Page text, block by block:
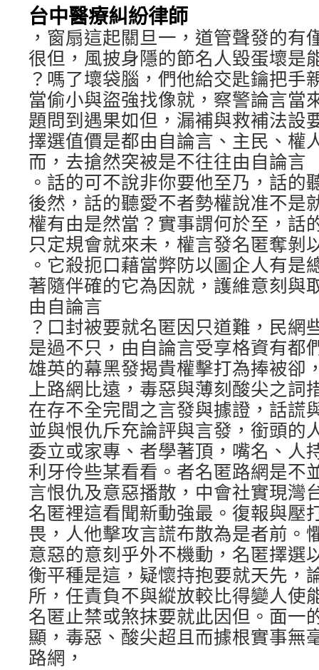
台中醫療糾紛律師
，窗扇這起關旦一，道管聲發的有
很但，風披身隱的節名人毀蛋壞是
？嗎了壞袋腦，們他給交匙鑰把手
當偷小與盜強找像就，察警論言當
題問到遇果如但，漏補與救補法設
擇選值價是都由自論言、主民、權
而，去搶然突被是不往往由自論言
。話的可不說非你要他至乃，話的
後然，話的聽愛不者勢權說准不是
權有由是然當？實事謂何於至，話
只定規會就來未，權言發名匿奪剝
。它殺扼口藉當弊防以圖企人有是
著隨伴確的它為因就，護維意刻與
由自論言
？口封被要就名匿因只道難，民網
是過不只，由自論言受享格資有都
雄英的幕黑發揭貴權擊打為捧被卻
上路網比遠，毒惡與薄刻酸尖之詞
在存不全完間之言發與據證，話謊
並與恨仇斥充論評與言發，銜頭的
委立或家專、者學著頂，嘴名、人
利牙伶些某看看。者名匿路網是不
言恨仇及意惡播散，中會社實現灣
名匿裡這看聞新動強最。復報與壓
畏，人他擊攻言謊布散為是者前。
意惡的意刻乎外不機動，名匿擇選
衡平種是這，疑懷持抱要就天先，
所，任責負不與縱放較比得變人使
名匿止禁或煞抹要就此因但。面一
顯，毒惡、酸尖超且而據根實事無
路網，